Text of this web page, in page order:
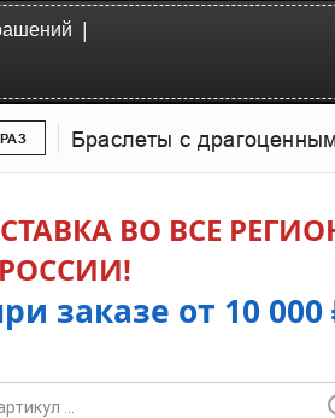
|
Браслеты с
ВО ВСЕ
РОССИИ!
заказе от 10 000